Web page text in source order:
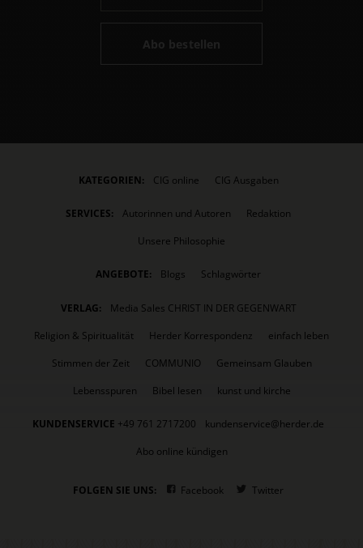
Abo bestellen
KATEGORIEN: CIG online CIG Ausgaben
SERVICES: Autorinnen und Autoren
Redaktion
Unsere Philosophie
ANGEBOTE: Blogs Schlagwörter
VERLAG:
Media Sales CHRIST IN DER GEGENWART
Religion & Spiritualität
Herder Korrespondenz
einfach leben
Stimmen der Zeit
COMMUNIO
Gemeinsam Glauben
Lebensspuren
Bibel lesen kunst und kirche
KUNDENSERVICE +49 761 2717200
kundenservice@herder.de
Abo online kündigen
FOLGEN SIE UNS: Facebook Twitter